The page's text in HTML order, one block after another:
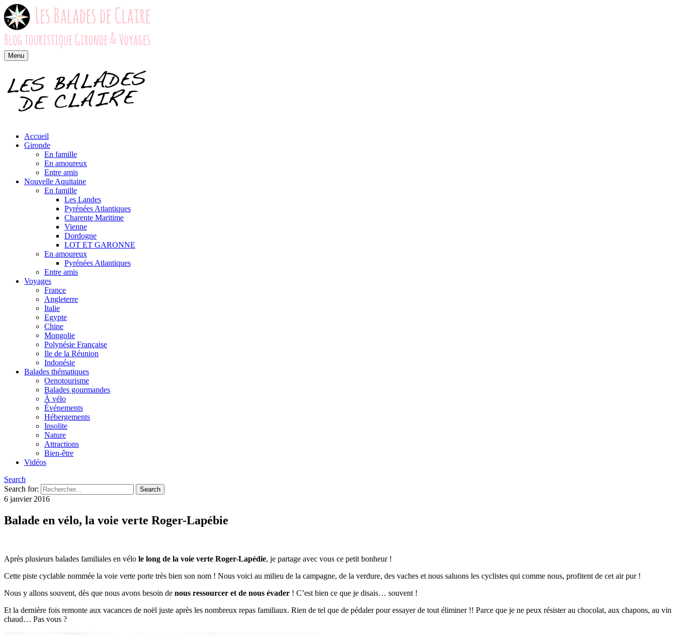
Menu
Accueil
Gironde
En famille
En amoureux
Entre amis
Nouvelle Aquitaine
En famille
Les Landes
Pyrénées Atlantiques
Charente Maritime
Vienne
Dordogne
LOT ET GARONNE
En amoureux
Pyrénées Atlantiques
Entre amis
Voyages
France
Angleterre
Italie
Egypte
Chine
Mongolie
Polynésie Française
Ile de la Réunion
Indonésie
Balades thématiques
Oenotourisme
Balades gourmandes
À vélo
Événements
Hébergements
Insolite
Nature
Attractions
Bien-être
Vidéos
Search
Search for:
6 janvier 2016
Balade en vélo, la voie verte Roger-Lapébie
Après plusieurs balades familiales en vélo le long de la voie verte Roger-Lapédie, je partage avec vous ce petit bonheur !
Cette piste cyclable nommée la voie verte porte très bien son nom ! Nous voici au milieu de la campagne, de la verdure, des vaches et nous saluons les cyclistes qui comme nous, profitent de cet air pur !
Nous y allons souvent, dès que nous avons besoin de nous ressourcer et de nous évader ! C’est bien ce que je disais… souvent !
Et la dernière fois remonte aux vacances de noël juste après les nombreux repas familiaux. Rien de tel que de pédaler pour essayer de tout éliminer !! Parce que je ne peux résister au chocolat, aux chapons, au vin
chaud… Pas vous ?